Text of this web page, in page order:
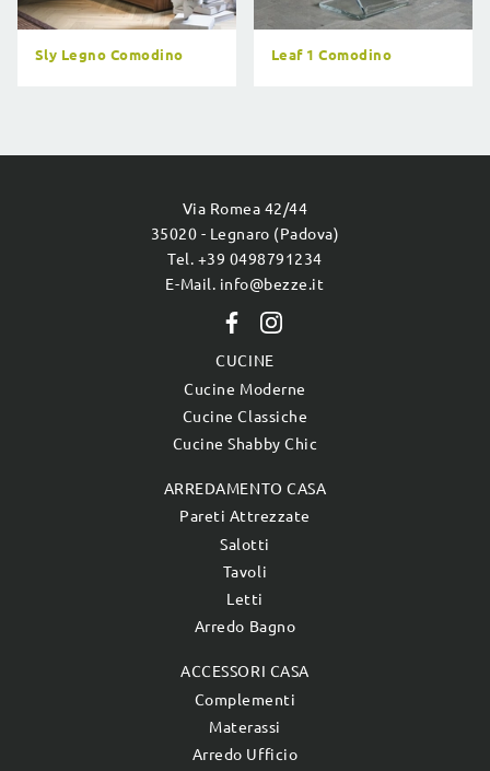
Sly Legno Comodino Leaf 1 Comodino
Via Romea 42/44
35020 - Legnaro (Padova)
Tel. +39 0498791234
E-Mail. info@bezze.it
CUCINE
Cucine Moderne
Cucine Classiche
Cucine Shabby Chic
ARREDAMENTO CASA
Pareti Attrezzate
Salotti
Tavoli
Letti
Arredo Bagno
ACCESSORI CASA
Complementi
Materassi
Arredo Ufficio